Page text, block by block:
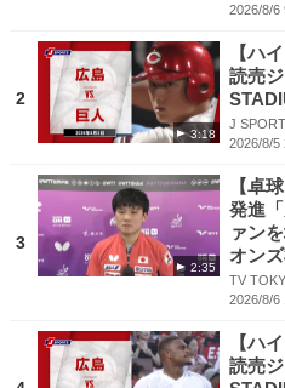
2026/8/6
2
3:18
【ハ
読売
J
2026/8/5
3
2:35
【卓
発進
ァン
オン
TV
2026/8/6
【ハ
読売